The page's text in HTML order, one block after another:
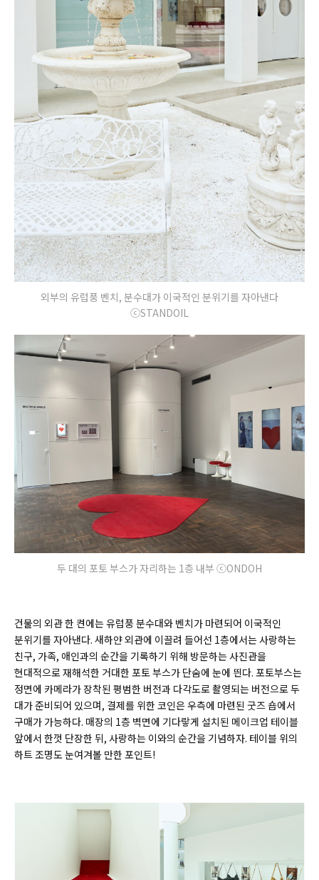
외부의 유럽풍 벤치, 분수대가 이국적인 분위기를 자아낸다
ⓒSTANDOIL
두 대의 포토 부스가 자리하는 1층 내부 ⓒONDOH
건물의 외관 한 켠에는 유럽풍 분수대와 벤치가 마련되어 이국적인
분위기를 자아낸다. 새하얀 외관에 이끌려 들어선 1층에서는 사랑하는
친구, 가족, 애인과의 순간을 기록하기 위해 방문하는 사진관을
현대적으로 재해석한 거대한 포토 부스가 단숨에 눈에 띈다. 포토부스는
정면에 카메라가 장착된 평범한 버전과 다각도로 촬영되는 버전으로 두
대가 준비되어 있으며, 결제를 위한 코인은 우측에 마련된 굿즈 숍에서
구매가 가능하다. 매장의 1층 벽면에 기다랗게 설치된 메이크업 테이블
앞에서 한껏 단장한 뒤, 사랑하는 이와의 순간을 기념하자. 테이블 위의
하트 조명도 눈여겨볼 만한 포인트!